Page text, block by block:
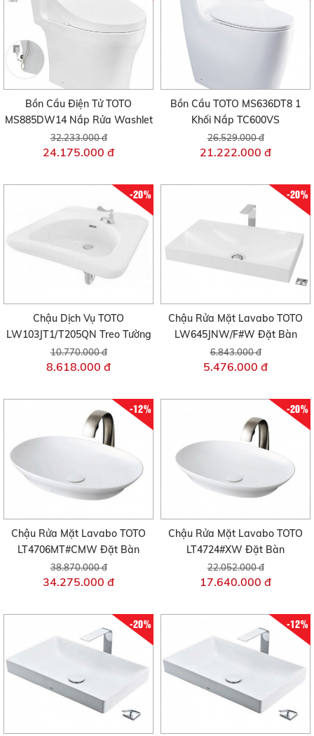
Bồn Cầu Điện Tử TOTO
MS885DW14 Nắp Rửa Washlet
32.233.000 đ
24.175.000 đ
Bồn Cầu TOTO MS636DT8 1
Khối Nắp TC600VS
26.529.000 đ
21.222.000 đ
-20%
Chậu Dịch Vụ TOTO
LW103JT1/T205QN Treo Tường
10.770.000 đ
8.618.000 đ
-20%
Chậu Rửa Mặt Lavabo TOTO
LW645JNW/F#W Đặt Bàn
6.843.000 đ
5.476.000 đ
-12%
Chậu Rửa Mặt Lavabo TOTO
LT4706MT#CMW Đặt Bàn
38.870.000 đ
34.275.000 đ
-20%
Chậu Rửa Mặt Lavabo TOTO
LT4724#XW Đặt Bàn
22.052.000 đ
17.640.000 đ
-20% -12%